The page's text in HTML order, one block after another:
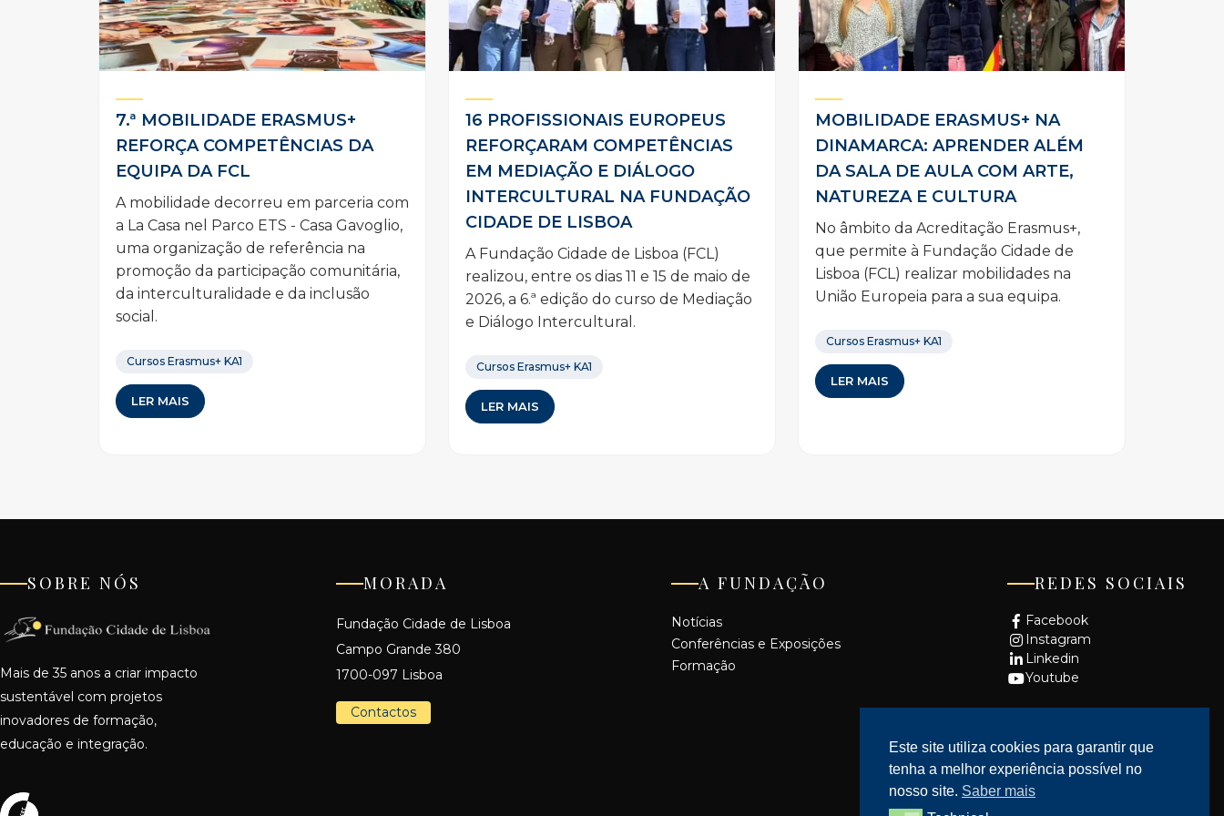
Este site utiliza cookies para garantir que
tenha a melhor experiência possível no
nosso site. Saber mais
7.ª MOBILIDADE ERASMUS+
REFORÇA COMPETÊNCIAS DA
EQUIPA DA FCL
A mobilidade decorreu em parceria com
a La Casa nel Parco ETS - Casa Gavoglio,
uma organização de referência na
promoção da participação comunitária,
da interculturalidade e da inclusão
social.
Cursos Erasmus+ KA1
LER MAIS
16 PROFISSIONAIS EUROPEUS
REFORÇARAM COMPETÊNCIAS
EM MEDIAÇÃO E DIÁLOGO
INTERCULTURAL NA FUNDAÇÃO
CIDADE DE LISBOA
A Fundação Cidade de Lisboa (FCL)
realizou, entre os dias 11 e 15 de maio de
2026, a 6.ª edição do curso de Mediação
e Diálogo Intercultural.
Cursos Erasmus+ KA1
LER MAIS
MOBILIDADE ERASMUS+ NA
DINAMARCA: APRENDER ALÉM
DA SALA DE AULA COM ARTE,
NATUREZA E CULTURA
No âmbito da Acreditação Erasmus+,
que permite à Fundação Cidade de
Lisboa (FCL) realizar mobilidades na
União Europeia para a sua equipa.
Cursos Erasmus+ KA1
LER MAIS
SOBRE NÓS
Mais de 35 anos a criar impacto
sustentável com projetos
inovadores de formação,
educação e integração.
MORADA
Fundação Cidade de Lisboa
Campo Grande 380
1700-097 Lisboa
Contactos
A FUNDAÇÃO
Notícias
Conferências e Exposições
Formação
REDES SOCIAIS
Facebook
Instagram
Linkedin
Youtube